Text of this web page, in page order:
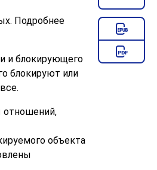
Подробнее
и блокирующего
блокируют или
отношений,
объекта